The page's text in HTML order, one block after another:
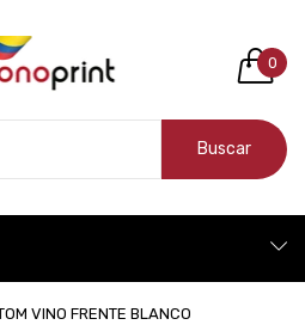
0
Buscar
VINO FRENTE BLANCO